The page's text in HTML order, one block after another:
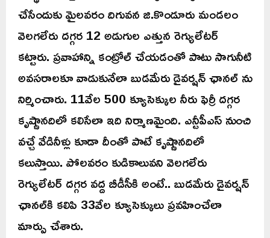
చేసేందుకు మైలవరం దిగువన జి.కొండూరు మండలం
వెలగలేరు దగ్గర 12 అడుగుల ఎత్తున రెగ్యులేటర్
కట్టారు. ప్రవాహాన్ని కంట్రోల్ చేయడంతో పాటు సాగునీటి
అవసరాలకూ వాడుకునేలా బుడమేరు డైవర్షన్ ఛానల్ ను
నిర్మించారు. 11వేల 500 క్యూసెక్కుల నీరు ఫెర్రీ దగ్గర
కృష్ణానదిలో కలిసేలా ఇది నిర్మాణమైంది. ఎన్టీపీఎస్‌ నుంచి
వచ్చే వేడినీళ్లు కూడా దీంతో పాటే కృష్ణానదిలో
కలుస్తాయి. పోలవరం కుడికాలువని వెలగలేరు
రెగ్యులేటర్ దగ్గర వద్ద బీడీసీకి అంటే.. బుడమేరు డైవర్షన్‌
ఛానల్‌కి కలిపి 33వేల క్యూసెక్కులు ప్రవహించేలా
మార్పు చేశారు.